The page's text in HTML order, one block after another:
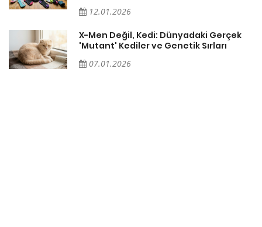
12.01.2026
X-Men Değil, Kedi: Dünyadaki Gerçek
'Mutant' Kediler ve Genetik Sırları
07.01.2026